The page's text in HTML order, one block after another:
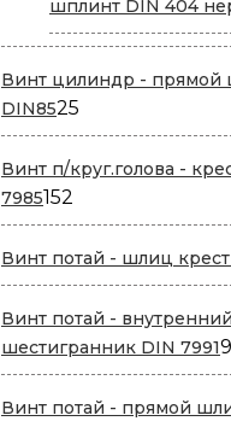
шплинт DIN 404
Винт цилиндр - прямой
DIN8525
товаров
Винт п/круг.голова -
7985152
товара
Винт потай - шлиц
Винт потай - внутренний
шестигранник DIN 7991
Винт потай - прямой